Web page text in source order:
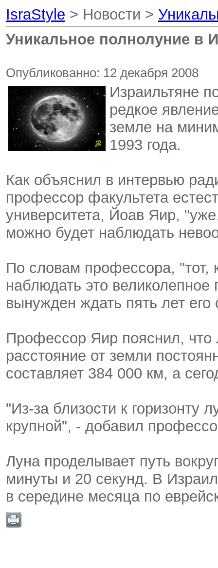
IsraStyle > Новости >
Уникальное полнолуние в
Опубликованно: 12 декабря 2008
Израильтяне
редкое
земле на
1993 года.
Как объяснил в интервью
профессор факультета
университета, Йоав Яир,
можно будет наблюдать
По словам профессора, "тот,
наблюдать это
вынужден ждать пять лет
Профессор Яир пояснил, что
расстояние от земли
составляет 384 000 км, а
"Из-за близости к горизонту
крупной", - добавил
Луна проделывает путь
минуты и 20 секунд. В
в середине месяца по